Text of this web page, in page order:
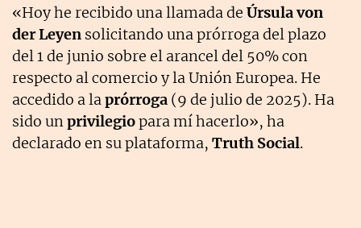
«Hoy he recibido una llamada de Úrsula von
der Leyen solicitando una prórroga del plazo
del 1 de junio sobre el arancel del 50% con
respecto al comercio y la Unión Europea. He
accedido a laprórroga (9 de julio de 2025). Ha
sido unprivilegiopara mí hacerlo», ha
declarado en su plataforma, Truth Social.